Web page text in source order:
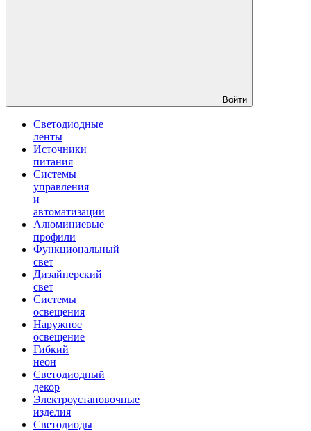
Войти
Светодиодные
ленты
Источники
питания
Системы
управления
и
автоматизации
Алюминиевые
профили
Функциональный
свет
Дизайнерский
свет
Системы
освещения
Наружное
освещение
Гибкий
неон
Светодиодный
декор
Электроустановочные
изделия
Светодиоды